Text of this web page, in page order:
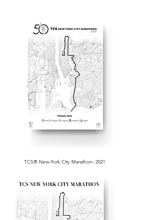
TCS® New-York City Marathon- 2021